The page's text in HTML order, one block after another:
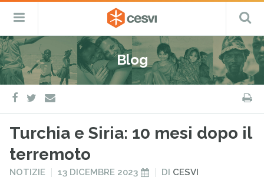
Salta
al
contenuto
CESVI
Fondazione
–
ETS
Cooperazione,
Emergenza
e
Sviluppo
Menu
Blog
facebook
twitter
e-
mail
Turchia e Siria: 10 mesi dopo il
terremoto
PUBBLICATO
NOTIZIE
PUBBLICATO
IL
13 DICEMBRE 2023 DI CESVI